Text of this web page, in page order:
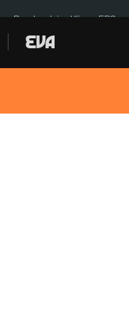
Bombardejos Kíiv ERC